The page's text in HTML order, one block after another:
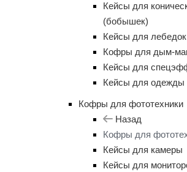
Кейсы для
(бобышек)
Кейсы для лебедок
Кофры для дым-
Кейсы для
Кейсы для одежды
Кофры для фототехники
Назад
Кофры для
Кейсы для камеры
Кейсы для